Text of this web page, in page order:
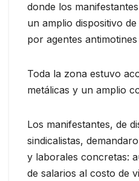
donde los
un amplio dispositivo
por agentes
Toda la zona estuvo
metálicas y un amplio
Los manifestantes, de
sindicalistas,
y laborales concretas:
de salarios al costo de